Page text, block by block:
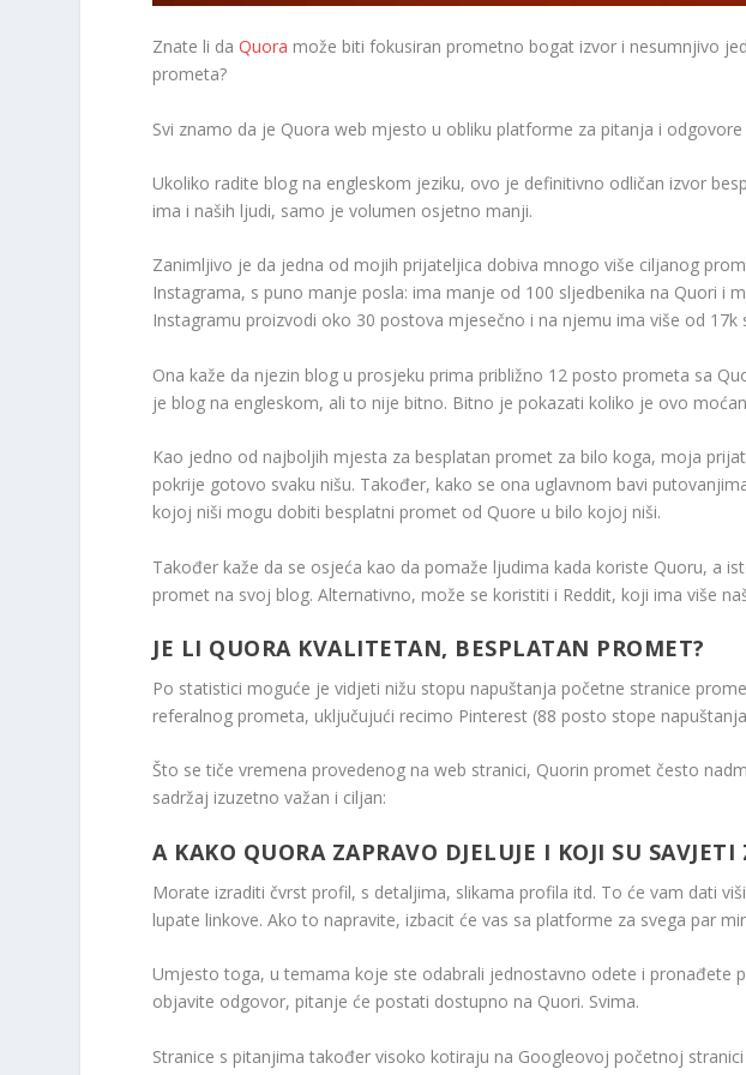
Znate li daQuora može biti fokusiran prometno bogat izvor i nesumnjivo
prometa?
Svi znamo da je Quora web mjesto u obliku platforme za pitanja i
Ukoliko radite blog na engleskom jeziku, ovo je definitivno odličan izvor
ima i naših ljudi, samo je volumen osjetno manji.
Zanimljivo je da jedna od mojih prijateljica dobiva mnogo više ciljanog
Instagrama, s puno manje posla: ima manje od 100 sljedbenika na Quori i
Instagramu proizvodi oko 30 postova mjesečno i na njemu ima više od 17k
Ona kaže da njezin blog u prosjeku prima približno 12 posto prometa sa
je blog na engleskom, ali to nije bitno. Bitno je pokazati koliko je ovo
Kao jedno od najboljih mjesta za besplatan promet za bilo koga, moja
pokrije gotovo svaku nišu. Također, kako se ona uglavnom bavi
kojoj niši mogu dobiti besplatni promet od Quore u bilo kojoj niši.
Također kaže da se osjeća kao da pomaže ljudima kada koriste Quoru, a
promet na svoj blog. Alternativno, može se koristiti i Reddit, koji ima više
JE LI QUORA KVALITETAN, BESPLATAN PROMET?
Po statistici moguće je vidjeti nižu stopu napuštanja početne stranice
referalnog prometa, uključujući recimo Pinterest (88 posto stope
Što se tiče vremena provedenog na web stranici, Quorin promet često
sadržaj izuzetno važan i ciljan:
A KAKO QUORA ZAPRAVO DJELUJE I KOJI SU
Morate izraditi čvrst profil, s detaljima, slikama profila itd. To će vam dati
lupate linkove. Ako to napravite, izbacit će vas sa platforme za svega par
Umjesto toga, u temama koje ste odabrali jednostavno odete i pronađete
objavite odgovor, pitanje će postati dostupno na Quori. Svima.
Stranice s pitanjima također visoko kotiraju na Googleovoj početnoj